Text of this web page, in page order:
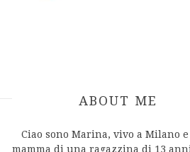
ABOUT AUTHOR
ABOUT ME
Ciao sono Marina, vivo a Milano e
mamma di una ragazzina di 13